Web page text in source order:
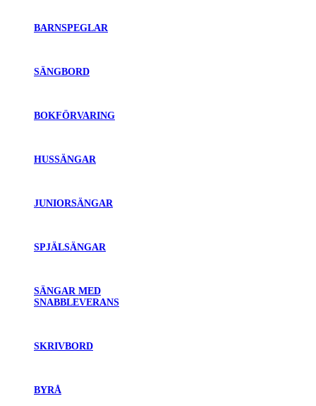
BARNSPEGLAR
SÄNGBORD
BOKFÖRVARING
HUSSÄNGAR
JUNIORSÄNGAR
SPJÄLSÄNGAR
SÄNGAR MED
SNABBLEVERANS
SKRIVBORD
BYRÅ